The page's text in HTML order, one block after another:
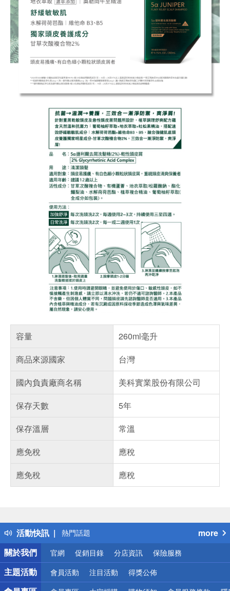
容量
260ml毫升
商品來源國家
台灣
國內負責廠商名稱
美科實業股份有限公司
保存天數
5年
保存溫層
常溫
應免稅
應稅
應免稅
應稅
活動快訊
得獎公告
熱門話題
銀行優惠
偏遠地區配送
詐騙網頁！請小心！
more
關於我們
官網 促銷目錄 分店資訊 保險服務
主題活動 會員活動 注目活動 得獎公佈